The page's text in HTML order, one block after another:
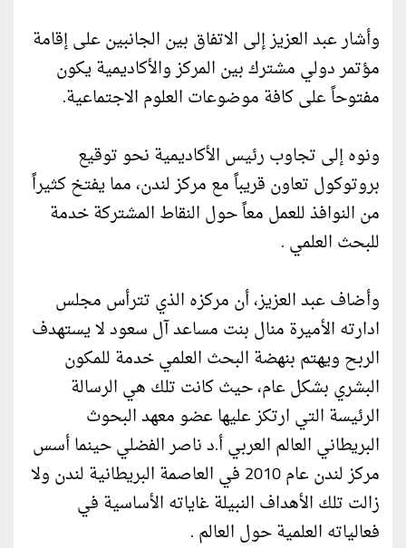
وأشار عبد العزيز إلى الاتفاق بين الجانبين على إقامة
مؤتمر دولي مشترك بين المركز والأكاديمية يكون
مفتوحاً على كافة موضوعات العلوم الاجتماعية.
ونوه إلى تجاوب رئيس الأكاديمية نحو توقيع
بروتوكول تعاون قريباً مع مركز لندن، مما يفتخ كثيراً
من النوافذ للعمل معاً حول النقاط المشتركة خدمة
للبحث العلمي .
وأضاف عبد العزيز، أن مركزه الذي تترأس مجلس
ادارته الأميرة منال بنت مساعد آل سعود لا يستهدف
الربح ويهتم بنهضة البحث العلمي خدمة للمكون
البشري بشكل عام، حيث كانت تلك هي الرسالة
الرئيسة التي ارتكز عليها عضو معهد البحوث
البريطاني العالم العربي أ.د ناصر الفضلي حينما أسس
مركز لندن عام 2010 في العاصمة البريطانية لندن ولا
زالت تلك الأهداف النبيلة غاياته الأساسية في
فعالياته العلمية حول العالم .